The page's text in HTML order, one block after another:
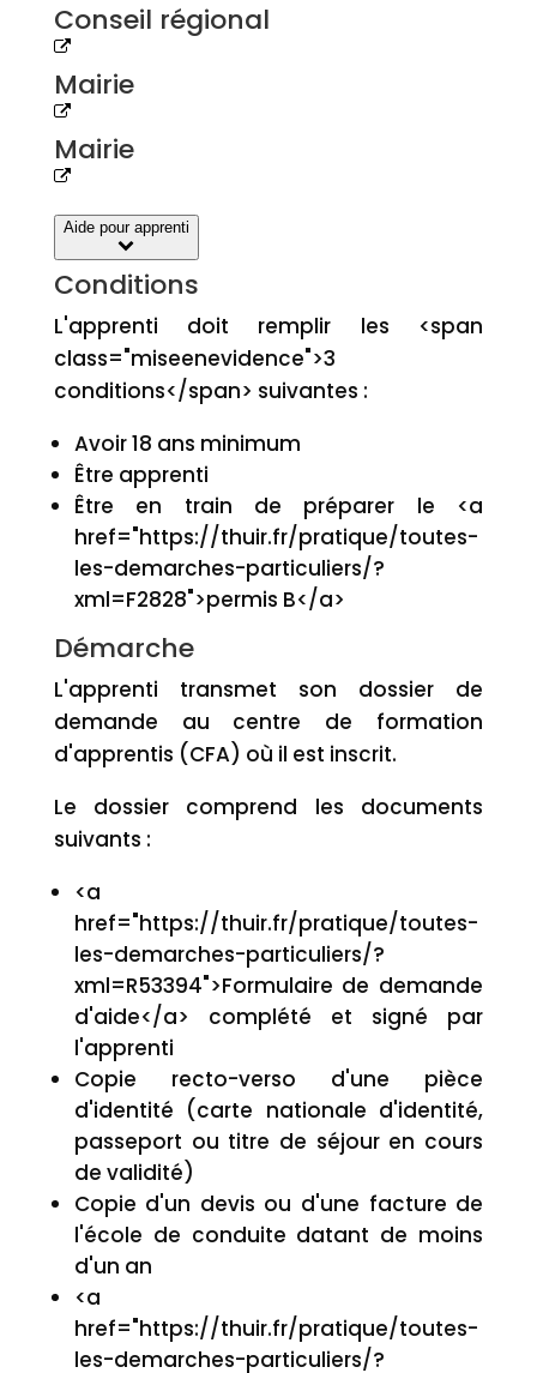
Conseil régional
Mairie
Mairie
Aide pour apprenti
Conditions
L'apprenti doit remplir les <span
class="miseenevidence">3
conditions</span> suivantes :
Avoir 18 ans minimum
Être apprenti
Être en train de préparer le <a
href="https://thuir.fr/pratique/toutes-
les-demarches-particuliers/?
xml=F2828">permis B</a>
Démarche
L'apprenti transmet son dossier de
demande au centre de formation
d'apprentis (CFA) où il est inscrit.
Le dossier comprend les documents
suivants :
<a
href="https://thuir.fr/pratique/toutes-
les-demarches-particuliers/?
xml=R53394">Formulaire de demande
d'aide</a> complété et signé par
l'apprenti
Copie recto-verso d'une pièce
d'identité (carte nationale d'identité,
passeport ou titre de séjour en cours
de validité)
Copie d'un devis ou d'une facture de
l'école de conduite datant de moins
d'un an
<a
href="https://thuir.fr/pratique/toutes-
les-demarches-particuliers/?